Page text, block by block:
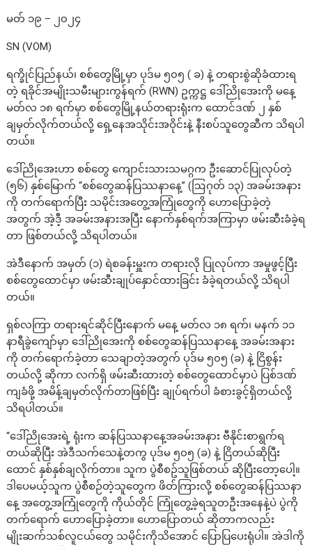
မတ် ၁၉ – ၂၀၂၄
SN (VOM)
ရက္ခိုင်ပြည်နယ်၊ စစ်တွေမြို့မှာ ပုဒ်မ ၅၀၅ ( ခ) နဲ့ တရားစွဲဆိုခံထားရ
တဲ့ ရခိုင်အမျိုးသမီးများကွန်ရက် (RWN) ဥက္ကဋ္ဌ ဒေါ်ညိုအေးကို မနေ့
မတ်လ ၁၈ ရက်မှာ စစ်တွေမြို့နယ်တရားရုံးက ထောင်ဒဏ် ၂ နှစ်
ချမှတ်လိုက်တယ်လို့ ရှေ့နေအသိုင်းအဝိုင်းနဲ့ နီးစပ်သူတွေဆီက သိရပါ
တယ်။
ဒေါ်ညိုအေးဟာ စစ်တွေ ကျောင်းသားသမဂ္ဂက ဦးဆောင်ပြုလုပ်တဲ့
(၅၆) နှစ်မြောက် “စစ်တွေဆန်ပြဿနာနေ့” (ဩဂုတ် ၁၃) အခမ်းအနား
ကို တက်ရောက်ပြီး သမိုင်းအတွေ့အကြုံတွေကို ဟောပြောခဲ့တဲ့
အတွက် အဲ့ဒီ့ အခမ်းအနားအပြီး နောက်နှစ်ရက်အကြာမှာ ဖမ်းဆီးခံခဲ့ရ
တာ ဖြစ်တယ်လို့ သိရပါတယ်။
အဲဒီနောက် အမှတ် (၁) ရဲစခန်းမှူးက တရားလို ပြုလုပ်ကာ အမှုဖွင့်ပြီး
စစ်တွေထောင်မှာ ဖမ်းဆီးချုပ်နှောင်ထားခြင်း ခံခဲ့ရတယ်လို့ သိရပါ
တယ်။
ရှစ်လကြာ တရားရင်ဆိုင်ပြီးနောက် မနေ့ မတ်လ ၁၈ ရက်၊ မနက် ၁၁
နာရီခွဲကျော်မှာ ဒေါ်ညိုအေးကို စစ်တွေဆန်ပြဿနာနေ့ အခမ်းအနား
ကို တက်ရောက်ခဲ့တာ သေချာတဲ့အတွက် ပုဒ်မ ၅၀၅ (ခ) နဲ့ ငြိစွန်း
တယ်လို့ ဆိုကာ ‌လက်ရှိ ဖမ်းဆီးထားတဲ့ စစ်တွေထောင်မှာပဲ ပြစ်ဒဏ်
ကျခံဖို့ အမိန့်ချမှတ်လိုက်တာဖြစ်ပြီး ချုပ်ရက်ပါ ခံစားခွင့်ရှိတယ်လို့
သိရပါတယ်။
“ဒေါ်ညိုအေးရဲ့ ရုံးက ဆန်ပြဿနာနေ့အခမ်းအနား ဗီနိုင်းစာရွက်ရ
တယ်ဆိုပြီး အဲဒီသက်သေနဲ့တကွ ပုဒ်မ ၅၀၅ (ခ) နဲ့ ငြိတယ်ဆိုပြီး
ထောင် နှစ်နှစ်ချလိုက်တာ။ သူက ပွဲစီစဥ်သူဖြစ်တယ် ဆိုပြီးတော့ပေါ့။
ဒါပေမယ့်သူက ပွဲစီစဉ်တဲ့သူတွေက ဖိတ်ကြားလို့ စစ်တွေဆန်ပြဿနာ
နေ့ အတွေ့အကြုံတွေကို ကိုယ်တိုင် ကြုံတွေ့ခဲ့ရသူတဦးအနေနဲ့ပဲ ပွဲကို
တက်ရောက် ဟောပြောခဲ့တာ။ ဟောပြောတယ် ဆိုတာကလည်း
မျိုးဆက်သစ်လူငယ်တွေ သမိုင်းကိုသိအောင် ပြောပြပေးရုံပါ။ အဲဒါကို